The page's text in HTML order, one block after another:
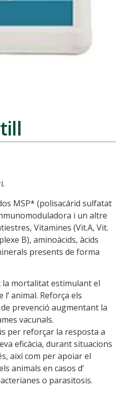
MSP* (polisacárid sulfatat
i un altre
Vitamines (Vit.A, Vit.
B), aminoàcids, àcids
presents de forma
la mortalitat estimulant el
animal. Reforça els
prevenció augmentant la
vacunals.
per reforçar la resposta a
eficàcia, durant situacions
així com per apoiar el
animals en casos d’
o parasitosis.